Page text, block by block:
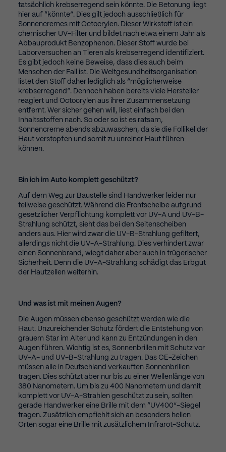
tatsächlich krebserregend sein könnte. Die Betonung liegt
hier auf “könnte”. Dies gilt jedoch ausschließlich für
Sonnencremes mit Octocrylen. Dieser Wirkstoff ist ein
chemischer UV-Filter und bildet nach etwa einem Jahr als
Abbauprodukt Benzophenon. Dieser Stoff wurde bei
Laborversuchen an Tieren als krebserregend identifiziert.
Es gibt jedoch keine Beweise, dass dies auch beim
Menschen der Fall ist. Die Weltgesundheitsorganisation
listet den Stoff daher lediglich als “möglicherweise
krebserregend“. Dennoch haben bereits viele Hersteller
reagiert und Octocrylen aus ihrer Zusammensetzung
entfernt. Wer sicher gehen will, liest einfach bei den
Inhaltsstoffen nach. So oder so ist es ratsam,
Sonnencreme abends abzuwaschen, da sie die Follikel der
Haut verstopfen und somit zu unreiner Haut führen
können.
Bin ich im Auto komplett geschützt?
Auf dem Weg zur Baustelle sind Handwerker leider nur
teilweise geschützt. Während die Frontscheibe aufgrund
gesetzlicher Verpflichtung komplett vor UV-A und UV-B-
Strahlung schützt, sieht das bei den Seitenscheiben
anders aus. Hier wird zwar die UV-B-Strahlung gefiltert,
allerdings nicht die UV-A-Strahlung. Dies verhindert zwar
einen Sonnenbrand, wiegt daher aber auch in trügerischer
Sicherheit. Denn die UV-A-Strahlung schädigt das Erbgut
der Hautzellen weiterhin.
Und was ist mit meinen Augen?
Die Augen müssen ebenso geschützt werden wie die
Haut. Unzureichender Schutz fördert die Entstehung von
grauem Star im Alter und kann zu Entzündungen in den
Augen führen. Wichtig ist es, Sonnenbrillen mit Schutz vor
UV-A- und UV-B-Strahlung zu tragen. Das CE-Zeichen
müssen alle in Deutschland verkauften Sonnenbrillen
tragen. Dies schützt aber nur bis zu einer Wellenlänge von
380 Nanometern. Um bis zu 400 Nanometern und damit
komplett vor UV-A-Strahlen geschützt zu sein, sollten
gerade Handwerker eine Brille mit dem “UV400”-Siegel
tragen. Zusätzlich empfiehlt sich an besonders hellen
Orten sogar eine Brille mit zusätzlichem Infrarot-Schutz.
Alle akzeptieren Speichern
Zurück
Datenschutzeinstellungen
Essential (2)
Essential cookies enable basic functions and are necessary for the
Cookie Information anzeigen
Statistics (1)
Statistics cookies collect information anonymously. This information
helps us to understand how our visitors use our website.
to display personalized ads. They do this by tracking visitors across
websites.
Cookie Information anzeigen
External Media (5)
Content from video platforms and social media platforms is blocked
by default. If External Media cookies are accepted, access to those